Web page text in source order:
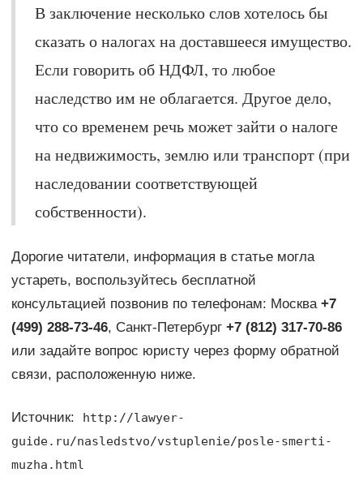
В заключение несколько слов хотелось бы
сказать о налогах на доставшееся имущество.
Если говорить об НДФЛ, то любое
наследство им не облагается. Другое дело,
что со временем речь может зайти о налоге
на недвижимость, землю или транспорт (при
наследовании соответствующей
собственности).
Дорогие читатели, информация в статье могла
устареть, воспользуйтесь бесплатной
консультацией позвонив по телефонам: Москва +7
(499) 288-73-46, Санкт-Петербург +7 (812) 317-70-86
или задайте вопрос юристу через форму обратной
связи, расположенную ниже.
Источник:
http://lawyer-
guide.ru/nasledstvo/vstuplenie/posle-smerti-
muzha.html